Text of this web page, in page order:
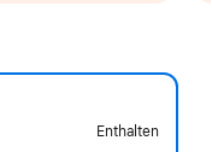
Enthalten